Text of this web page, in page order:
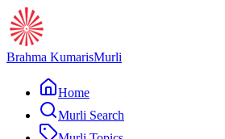
Brahma KumarisMurli
Home
Murli Search